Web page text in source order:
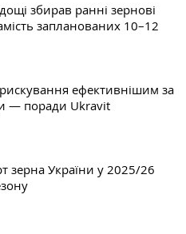
збирав ранні зернові
запланованих 10–12
ефективнішим за
— поради Ukravit
зерна України у 2025/26